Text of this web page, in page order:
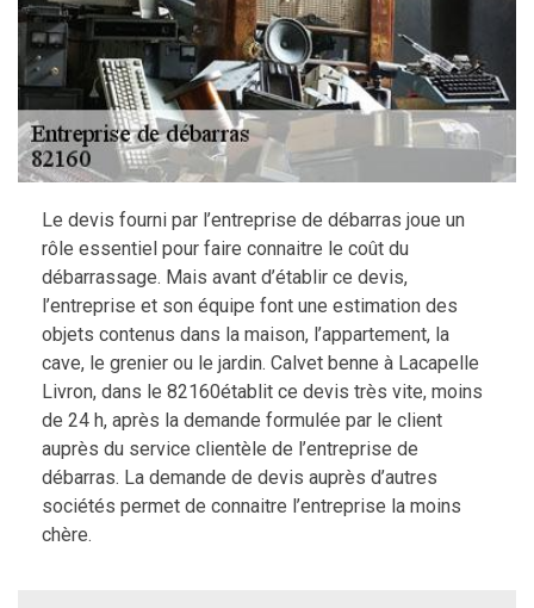
Le devis fourni par l’entreprise de débarras joue un
rôle essentiel pour faire connaitre le coût du
débarrassage. Mais avant d’établir ce devis,
l’entreprise et son équipe font une estimation des
objets contenus dans la maison, l’appartement, la
cave, le grenier ou le jardin. Calvet benne à Lacapelle
Livron, dans le 82160établit ce devis très vite, moins
de 24 h, après la demande formulée par le client
auprès du service clientèle de l’entreprise de
débarras. La demande de devis auprès d’autres
sociétés permet de connaitre l’entreprise la moins
chère.